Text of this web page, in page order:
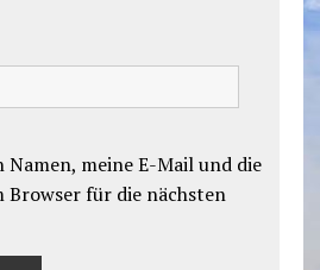
Namen, meine E-Mail und die
Browser für die nächsten